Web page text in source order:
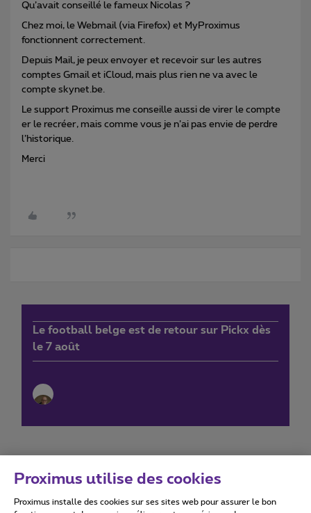
Qu’avait conseillé le fameux Nicolas ?
Chez moi, le Webmail (via Firefox) et MyProximus
fonctionnent correctement.
Depuis Mail, je peux envoyer et recevoir sur les autres
comptes Gmail et iCloud, mais plus rien ne va avec le
compte skynet.be.
Le support Proximus me conseille aussi de virer le compte
er le recréer, mais comme vous je n’ai pas envie de perdre
l’historique.
Merci
Le football belge est de retour sur Pickx dès
le 7 août
Conditions d'utilisation Accessibility statement
Proximus utilise des cookies
Proximus installe des cookies sur ses sites web pour assurer le bon